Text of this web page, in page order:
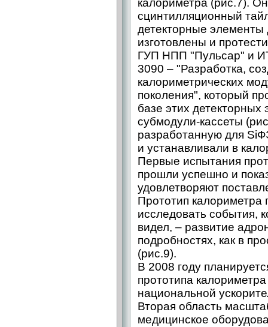
калориметра (рис.7).
сцинтилляционный
детекторные элементы
изготовлены и
ГУП НПП "Пульсар" и
3090 – "Разработка,
калориметрических
поколения", который
базе этих
субмодули-кассеты
разработанную для
и устанавливали в
Первые испытания
прошли успешно и
удовлетворяют
Прототип калориметра
исследовать события,
видел, – развитие
подробностях, как в
(рис.9).
В 2008 году
прототипа
национальной
Вторая область
медицинское